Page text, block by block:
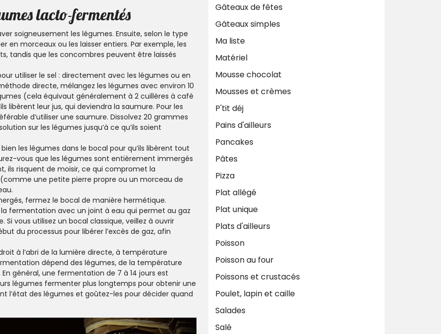
lacto-fermentés
soigneusement les légumes. Ensuite, selon le type
en morceaux ou les laisser entiers. Par exemple, les
tandis que les concombres peuvent être laissés
utiliser le sel : directement avec les légumes ou en
directe, mélangez les légumes avec environ 10
(cela équivaut généralement à 2 cuillères à café
libèrent leur jus, qui deviendra la saumure. Pour les
d’utiliser une saumure. Dissolvez 20 grammes
sur les légumes jusqu’à ce qu’ils soient
bien les légumes dans le bocal pour qu’ils libèrent tout
vous que les légumes sont entièrement immergés
ils risquent de moisir, ce qui compromet la
une petite pierre propre ou un morceau de
fermez le bocal de manière hermétique.
fermentation avec un joint à eau qui permet au gaz
Si vous utilisez un bocal classique, veillez à ouvrir
du processus pour libérer l’excès de gaz, afin
à l’abri de la lumière directe, à température
dépend des légumes, de la température
général, une fermentation de 7 à 14 jours est
légumes fermenter plus longtemps pour obtenir une
l’état des légumes et goûtez-les pour décider quand
Gâteaux de fêtes
Gâteaux simples
Ma liste
Matériel
Mousse chocolat
Mousses et crèmes
P'tit déj
Pains d'ailleurs
Pancakes
Pâtes
Pizza
Plat allégé
Plat unique
Plats d'ailleurs
Poisson
Poisson au four
Poissons et crustacés
Poulet, lapin et caille
Salades
Salé